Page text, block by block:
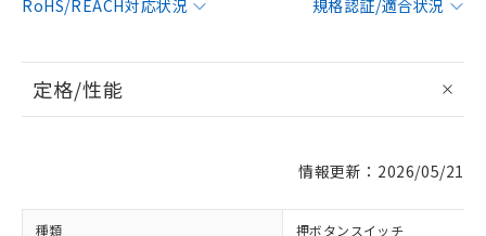
RoHS/REACH対応状況
規格認証/適合状況
定格/性能
情報更新：2026/05/21
種類 押ボタンスイッチ